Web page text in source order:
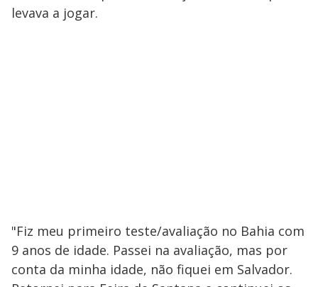
levava a jogar.
"Fiz meu primeiro teste/avaliação no Bahia com
9 anos de idade. Passei na avaliação, mas por
conta da minha idade, não fiquei em Salvador.